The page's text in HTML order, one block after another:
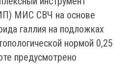
МИС СВЧ на основе
галлия на подложках
нормой 0,25
предусмотрено